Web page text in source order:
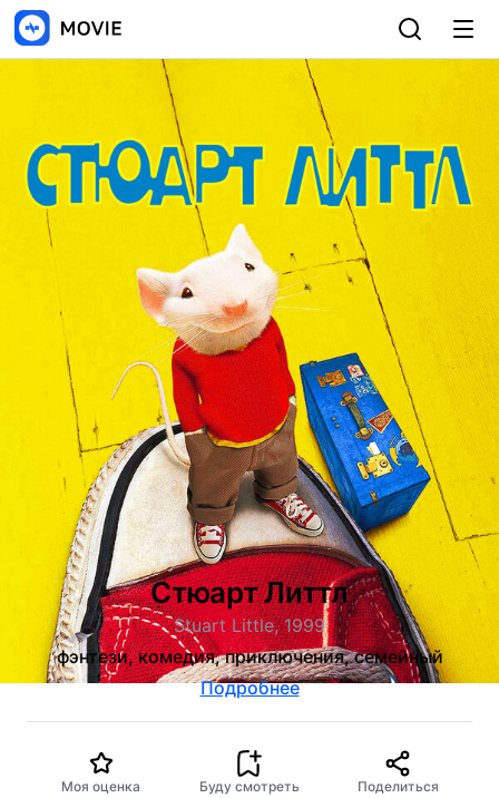
Стюарт Литтл
Stuart Little, 1999
фэнтези, комедия, приключения, семейный
Подробнее
Моя оценка Буду смотреть Поделиться